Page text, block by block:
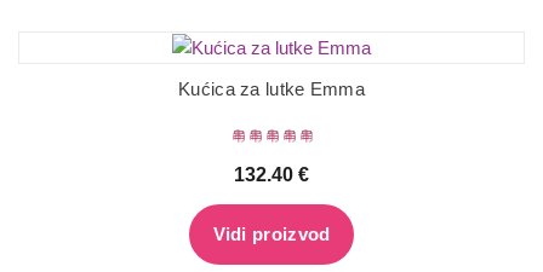
Kućica za lutke Emma
132.40 €
Vidi proizvod